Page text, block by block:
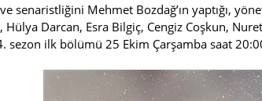
senaristliğini Mehmet Bozdağ’ın yaptığı,
Darcan, Esra Bilgiç, Cengiz Coşkun,
sezon ilk bölümü 25 Ekim Çarşamba saat